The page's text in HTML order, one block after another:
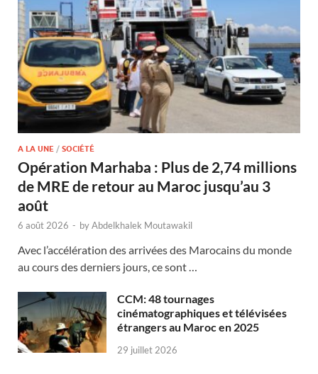
A LA UNE / SOCIÉTÉ
Opération Marhaba : Plus de 2,74 millions
de MRE de retour au Maroc jusqu’au 3
août
6 août 2026 - byAbdelkhalek Moutawakil
Avec l’accélération des arrivées des Marocains du monde
au cours des derniers jours, ce sont …
CCM: 48 tournages
cinématographiques et télévisées
étrangers au Maroc en 2025
29 juillet 2026